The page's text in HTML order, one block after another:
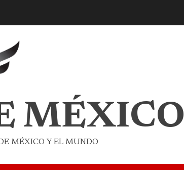
MÉXICO
MÉXICO Y EL MUNDO